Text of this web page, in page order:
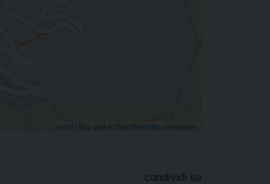
Leaflet | Map data © OpenStreetMap contributors
condividi su